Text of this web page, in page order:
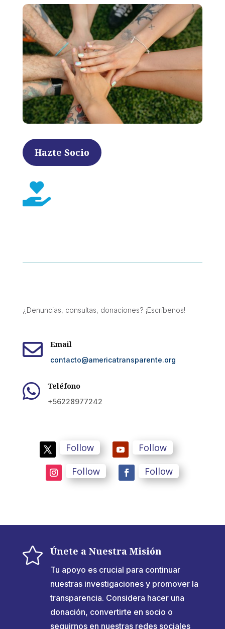
Hazte Socio

¿Denuncias, consultas, donaciones? ¡Escríbenos!
 Email
contacto@americatransparente.org
 Teléfono
+56228977242
Follow
Follow
Follow
Follow
 Únete a Nuestra Misión
Tu apoyo es crucial para continuar
nuestras investigaciones y promover la
transparencia. Considera hacer una
donación, convertirte en socio o
seguirnos en nuestras redes sociales